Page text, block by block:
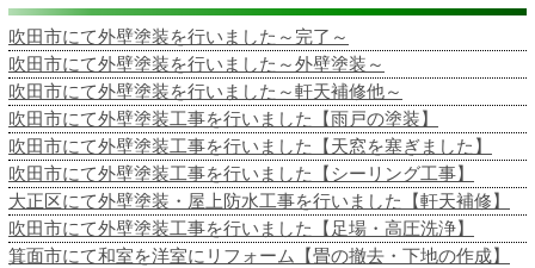
吹田市にて外壁塗装を行いました～完了～
吹田市にて外壁塗装を行いました～外壁塗装～
吹田市にて外壁塗装を行いました～軒天補修他～
吹田市にて外壁塗装工事を行いました【雨戸の塗装】
吹田市にて外壁塗装工事を行いました【天窓を塞ぎました】
吹田市にて外壁塗装工事を行いました【シーリング工事】
大正区にて外壁塗装・屋上防水工事を行いました【軒天補修】
吹田市にて外壁塗装工事を行いました【足場・高圧洗浄】
箕面市にて和室を洋室にリフォーム【畳の撤去・下地の作成】